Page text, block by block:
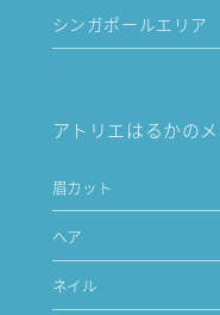
シンガポールエリア
アトリエはるかの
眉カット
ヘア
ネイル